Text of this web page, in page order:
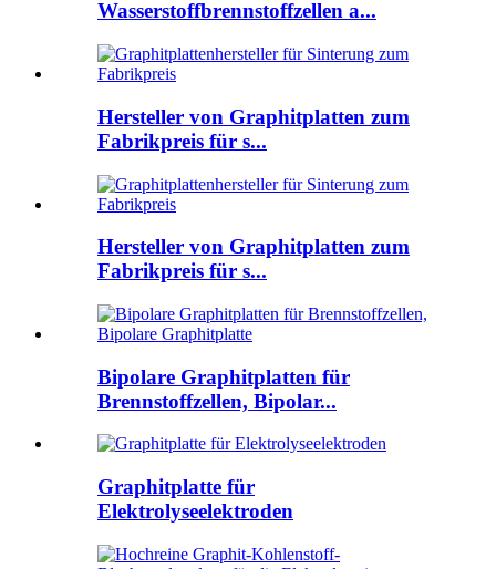
Wasserstoffbrennstoffzellen a...
Hersteller von Graphitplatten zum
Fabrikpreis für s...
Hersteller von Graphitplatten zum
Fabrikpreis für s...
Bipolare Graphitplatten für
Brennstoffzellen, Bipolar...
Graphitplatte für
Elektrolyseelektroden